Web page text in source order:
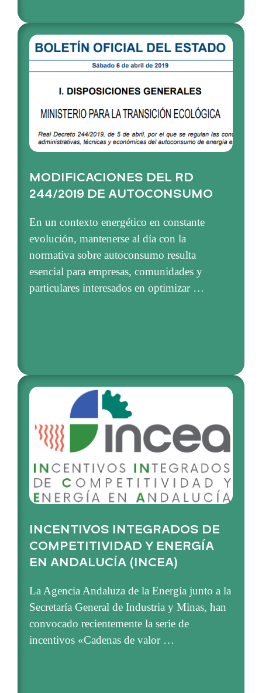
MODIFICACIONES DEL RD
244/2019 DE AUTOCONSUMO
En un contexto energético en constante
evolución, mantenerse al día con la
normativa sobre autoconsumo resulta
esencial para empresas, comunidades y
particulares interesados en optimizar …
INCENTIVOS INTEGRADOS DE
COMPETITIVIDAD Y ENERGÍA
EN ANDALUCÍA (INCEA)
La Agencia Andaluza de la Energía junto a la
Secretaría General de Industria y Minas, han
convocado recientemente la serie de
incentivos «Cadenas de valor …